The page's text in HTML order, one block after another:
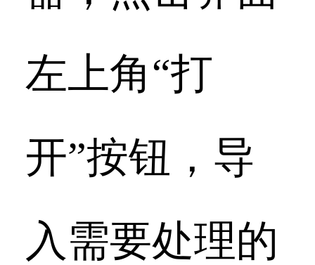
左上角“打
开”按钮，导
入需要处理的